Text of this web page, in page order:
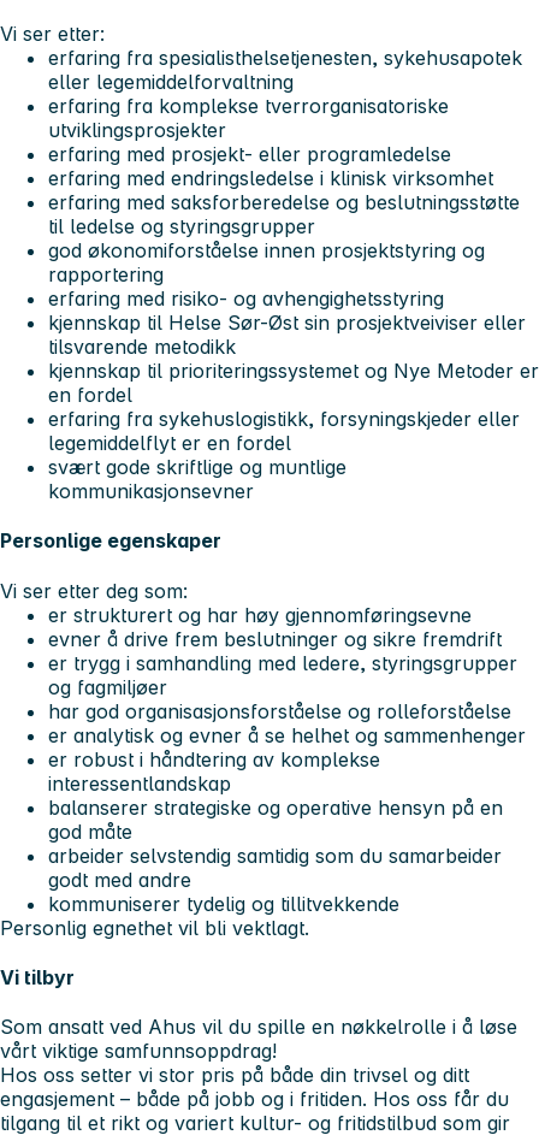
Vi ser etter:
erfaring fra spesialisthelsetjenesten, sykehusapotek
eller legemiddelforvaltning
erfaring fra komplekse tverrorganisatoriske
utviklingsprosjekter
erfaring med prosjekt- eller programledelse
erfaring med endringsledelse i klinisk virksomhet
erfaring med saksforberedelse og beslutningsstøtte
til ledelse og styringsgrupper
god økonomiforståelse innen prosjektstyring og
rapportering
erfaring med risiko- og avhengighetsstyring
kjennskap til Helse Sør-Øst sin prosjektveiviser eller
tilsvarende metodikk
kjennskap til prioriteringssystemet og Nye Metoder er
en fordel
erfaring fra sykehuslogistikk, forsyningskjeder eller
legemiddelflyt er en fordel
svært gode skriftlige og muntlige
kommunikasjonsevner
Personlige egenskaper
Vi ser etter deg som:
er strukturert og har høy gjennomføringsevne
evner å drive frem beslutninger og sikre fremdrift
er trygg i samhandling med ledere, styringsgrupper
og fagmiljøer
har god organisasjonsforståelse og rolleforståelse
er analytisk og evner å se helhet og sammenhenger
er robust i håndtering av komplekse
interessentlandskap
balanserer strategiske og operative hensyn på en
god måte
arbeider selvstendig samtidig som du samarbeider
godt med andre
kommuniserer tydelig og tillitvekkende
Personlig egnethet vil bli vektlagt.
Vi tilbyr
Som ansatt ved Ahus vil du spille en nøkkelrolle i å løse
vårt viktige samfunnsoppdrag!
Hos oss setter vi stor pris på både din trivsel og ditt
engasjement – både på jobb og i fritiden. Hos oss får du
tilgang til et rikt og variert kultur- og fritidstilbud som gir